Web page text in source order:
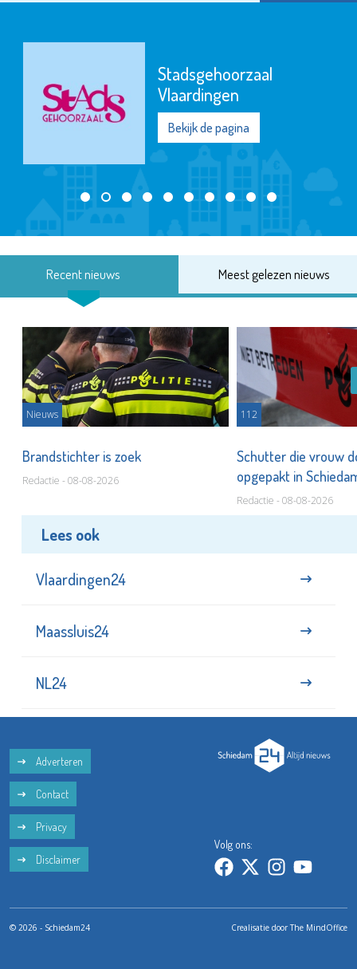
Stadsgehoorzaal
Vlaardingen
Bekijk de pagina
Recent nieuws Meest gelezen nieuws
Nieuws
Brandstichter is zoek
Redactie - 08-08-2026
112
Schutter die vrouw
opgepakt in
Redactie - 08-08-2026
Lees ook
Vlaardingen24
Maassluis24
NL24
Adverteren
Contact
Privacy
Disclaimer
Volg ons:
© 2026 - Schiedam24 Crealisatie doorThe MindOffice